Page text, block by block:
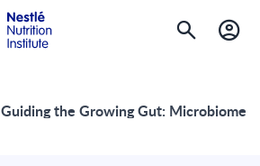
Guiding the Growing Gut: Microbiome